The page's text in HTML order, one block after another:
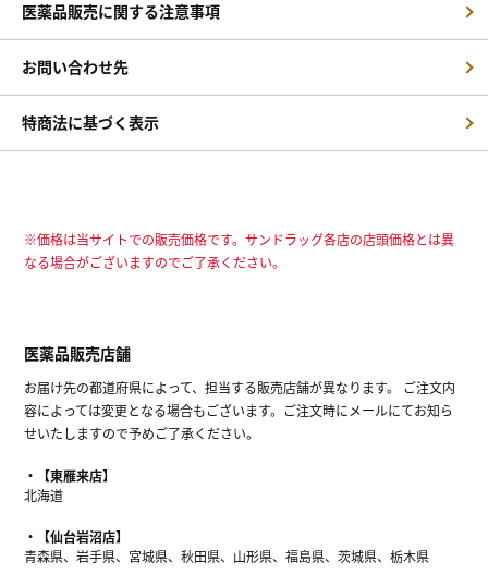
医薬品販売に関する注意事項
お問い合わせ先
特商法に基づく表示
※価格は当サイトでの販売価格です。サンドラッグ各店の店頭価格とは異
なる場合がございますのでご了承ください。
医薬品販売店舗
お届け先の都道府県によって、担当する販売店舗が異なります。 ご注文内
容によっては変更となる場合もございます。ご注文時にメールにてお知ら
せいたしますので予めご了承ください。
【東雁来店】
北海道
【仙台岩沼店】
青森県、岩手県、宮城県、秋田県、山形県、福島県、茨城県、栃木県